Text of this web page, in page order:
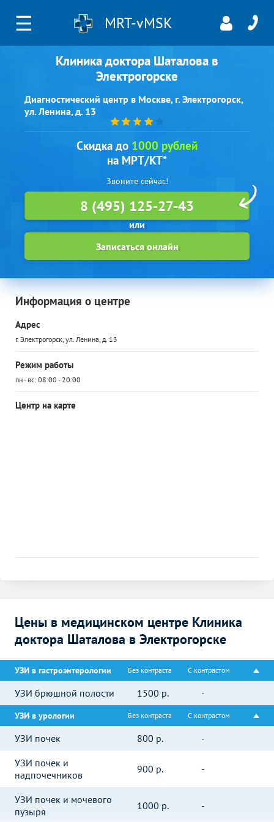
☰ MRT-vMSK
Клиника доктора Шаталова в
Электрогорске
Диагностический центр в Москве, г. Электрогорск,
ул. Ленина, д. 13
Скидка до 1000 рублей
на МРТ/КТ*
Звоните сейчас!
8 (495) 125-27-43
Записаться онлайн
Информация о центре
Адрес
г. Электрогорск, ул. Ленина, д. 13
Режим работы
пн - вс: 08:00 - 20:00
Центр на карте
Цены в медицинском центре Клиника
доктора Шаталова в Электрогорске
УЗИ в гастроэнтерологии Без контраста С контрастом
УЗИ брюшной полости 1500 р. -
УЗИ в урологии Без контраста С контрастом
УЗИ почек 800 р.
-
УЗИ почек и
надпочечников
900 р. -
УЗИ почек и мочевого
пузыря
1000 р. -